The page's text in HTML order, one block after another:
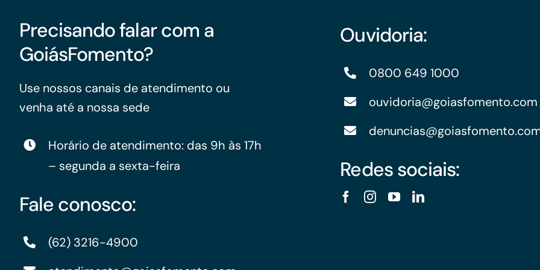
Precisando falar com a
GoiásFomento?
Use nossos canais de atendimento ou
venha até a nossa sede
Horário de atendimento: das 9h às 17h
– segunda a sexta-feira
Fale conosco:
(62) 3216-4900
Ouvidoria:
0800 649 1000
ouvidoria@goiasfomento.com
Redes sociais: